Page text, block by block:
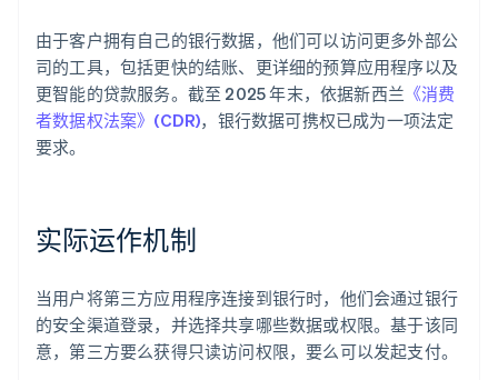
由于客户拥有自己的银行数据，他们可以访问更多外部公
司的工具，包括更快的结账、更详细的预算应用程序以及
更智能的贷款服务。截至 2025 年末，依据新西兰 《消费
者数据权法案》(CDR)，银行数据可携权已成为一项法定
要求。
实际运作机制
当用户将第三方应用程序连接到银行时，他们会通过银行
的安全渠道登录，并选择共享哪些数据或权限。基于该同
意，第三方要么获得只读访问权限，要么可以发起支付。